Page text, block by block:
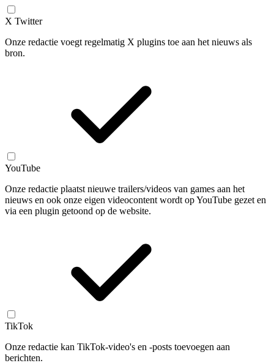
X Twitter
Onze redactie voegt regelmatig X plugins toe aan het nieuws als
bron.
YouTube
Onze redactie plaatst nieuwe trailers/videos van games aan het
nieuws en ook onze eigen videocontent wordt op YouTube gezet en
via een plugin getoond op de website.
TikTok
Onze redactie kan TikTok-video's en -posts toevoegen aan
berichten.